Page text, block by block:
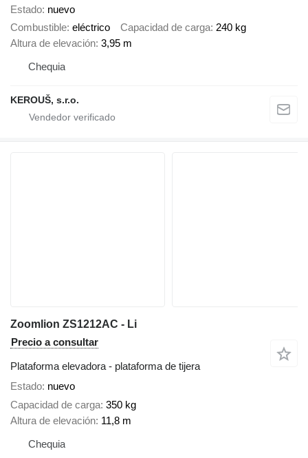
Estado nuevo
Combustible eléctrico Capacidad de carga 240 kg
Altura de elevación 3,95 m
Chequia
KEROUŠ, s.r.o.
Zoomlion ZS1212AC - Li
Precio a consultar
Plataforma elevadora - plataforma de tijera
Estado nuevo
Capacidad de carga 350 kg
Altura de elevación 11,8 m
Chequia